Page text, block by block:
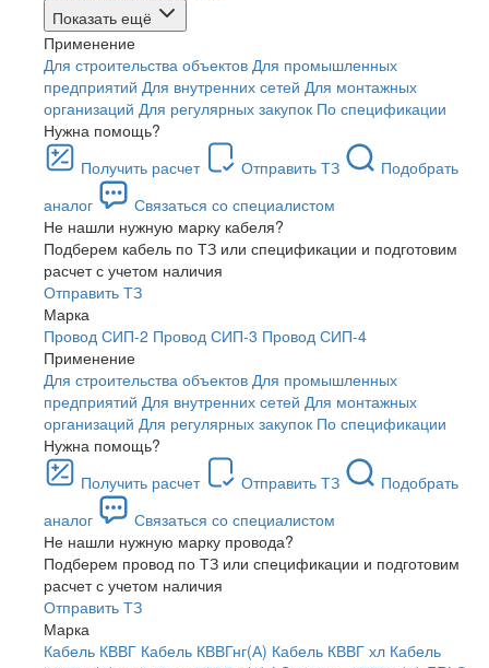
Показать ещё
Применение
Для строительства объектов Для промышленных
предприятий Для внутренних сетей Для монтажных
организаций Для регулярных закупок По спецификации
Нужна помощь?
Получить расчет
Отправить ТЗ
Подобрать
аналог
Связаться со специалистом
Не нашли нужную марку кабеля?
Подберем кабель по ТЗ или спецификации и подготовим
расчет с учетом наличия
Отправить ТЗ
Марка
Провод СИП-2 Провод СИП-3 Провод СИП-4
Применение
Для строительства объектов Для промышленных
предприятий Для внутренних сетей Для монтажных
организаций Для регулярных закупок По спецификации
Нужна помощь?
Получить расчет
Отправить ТЗ
Подобрать
аналог
Связаться со специалистом
Не нашли нужную марку провода?
Подберем провод по ТЗ или спецификации и подготовим
расчет с учетом наличия
Отправить ТЗ
Марка
Кабель КВВГ Кабель КВВГнг(А) Кабель КВВГ хл Кабель